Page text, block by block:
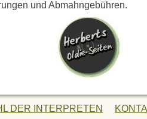
und Abmahngebühren.
DER INTERPRETEN